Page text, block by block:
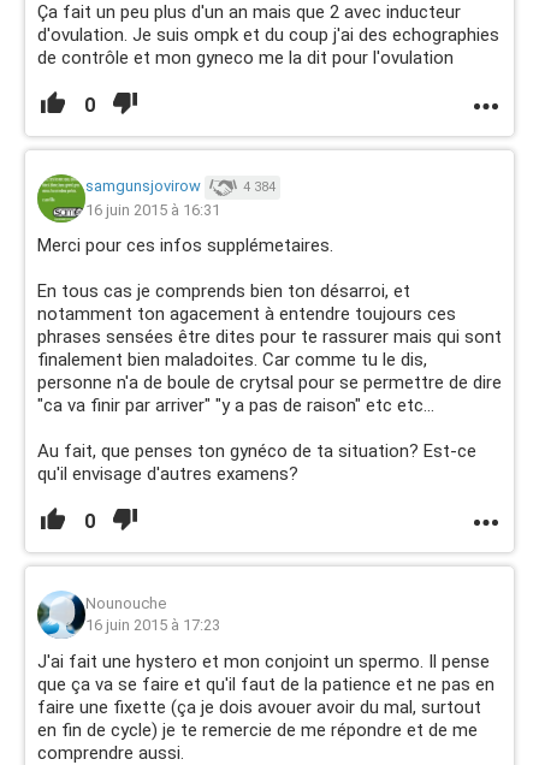
Ça fait un peu plus d'un an mais que 2 avec inducteur
d'ovulation. Je suis ompk et du coup j'ai des echographies
de contrôle et mon gyneco me la dit pour l'ovulation
0
samgunsjovirow 4 384
16 juin 2015 à 16:31
Merci pour ces infos supplémetaires.
En tous cas je comprends bien ton désarroi, et
notamment ton agacement à entendre toujours ces
phrases sensées être dites pour te rassurer mais qui sont
finalement bien maladoites. Car comme tu le dis,
personne n'a de boule de crytsal pour se permettre de dire
"ca va finir par arriver" "y a pas de raison" etc etc...
Au fait, que penses ton gynéco de ta situation? Est-ce
qu'il envisage d'autres examens?
0
Nounouche
16 juin 2015 à 17:23
J'ai fait une hystero et mon conjoint un spermo. Il pense
que ça va se faire et qu'il faut de la patience et ne pas en
faire une fixette (ça je dois avouer avoir du mal, surtout
en fin de cycle) je te remercie de me répondre et de me
comprendre aussi.